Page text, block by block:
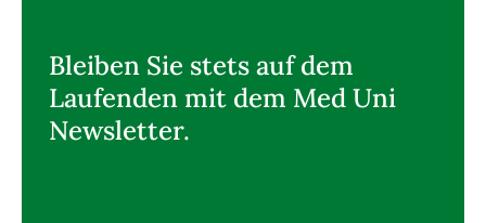
Bleiben Sie stets auf dem
Laufenden mit dem Med Uni
Newsletter.